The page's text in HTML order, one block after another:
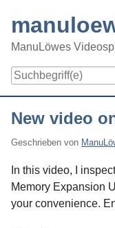
content
ManuLöwes
New video
Geschrieben von
In this video, I
Memory Expansion
your convenience.